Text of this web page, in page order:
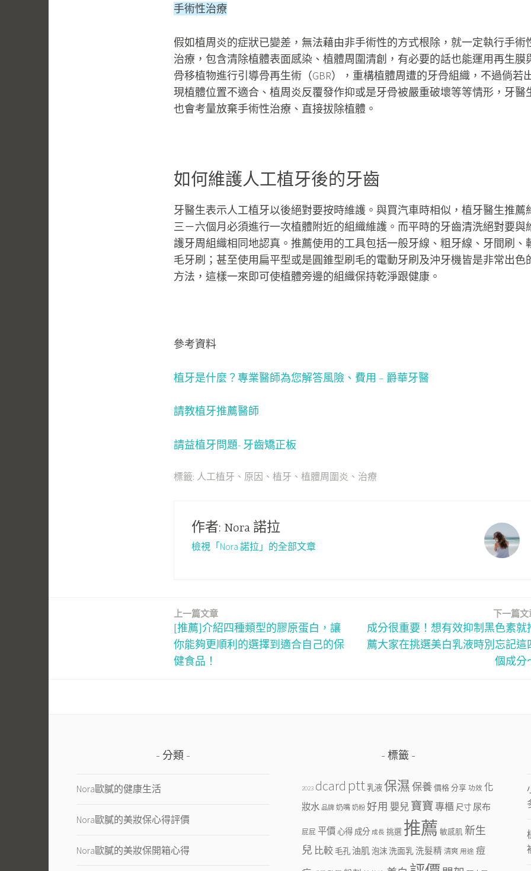
手術性治療
假如植周炎的症狀已變差，無法藉由非手術性的方式根除，就一定執行手術
治療，包含清除植體表面感染、植體周圍清創，有必要的話也能運用再生膜
骨移植物進行引導骨再生術（GBR），重構植體周遭的牙骨組織，不過倘若
現植體位置不適合、植周炎反覆發作抑或是牙骨被嚴重破壞等等情形，牙醫
也會考量放棄手術性治療、直接拔除植體。
如何維護人工植牙後的牙齒
牙醫生表示人工植牙以後絕對要按時維護。與買汽車時相似，植牙醫生推薦
三－六個月必須進行一次植體附近的組織維護。而平時的牙齒清洗絕對要與
護牙周組織相同地認真。推薦使用的工具包括一般牙線、粗牙線、牙間刷、
毛牙刷；甚至使用扁平型或是圓錐型刷毛的電動牙刷及沖牙機皆是非常出色
方法，這樣一來即可使植體旁邊的組織保持乾淨跟健康。
參考資料
植牙是什麼？專業醫師為您解答風險、費用 – 爵華牙醫
請教植牙推薦醫師
請益植牙問題- 牙齒矯正板
標籤: 人工植牙 、 原因 、 植牙 、 植體周圍炎 、 治療
作者: Nora 諾拉
檢視「Nora 諾拉」的全部文章
上一篇文章
[推薦]介紹四種類型的膠原蛋白，讓
你能夠更順利的選擇到適合自己的保
健食品！
下一篇文
成分很重要！想有效抑制黑色素就
薦大家在挑選美白乳液時別忘記這
個成分
分類
Nora歐膩的健康生活
Nora歐膩的美妝保心得評價
Nora歐膩的美妝保開箱心得
標籤
2023 dcard ptt乳液保濕保養價格分享 功效 化
妝水 品牌 奶嘴 奶粉 好用 嬰兒 寶寶 專櫃 尺寸 尿布
屁屁 平價心得 成分 成長 挑選 推薦 敏感肌 新生
兒 比較 毛孔 油肌泡沫 洗面乳洗髮精 清爽 用途 痘